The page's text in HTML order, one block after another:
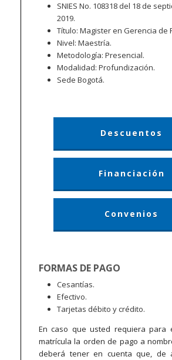
SNIES No. 108318 del 18 de
2019.
Título: Magister en Gerencia de
Nivel: Maestría.
Metodología: Presencial.
Modalidad: Profundización.
Sede Bogotá.
Descuentos
Financiación
Convenios
FORMAS DE PAGO
Cesantías.
Efectivo.
Tarjetas débito y crédito.
En caso que usted requiera para
matrícula la orden de pago a
deberá tener en cuenta que, de